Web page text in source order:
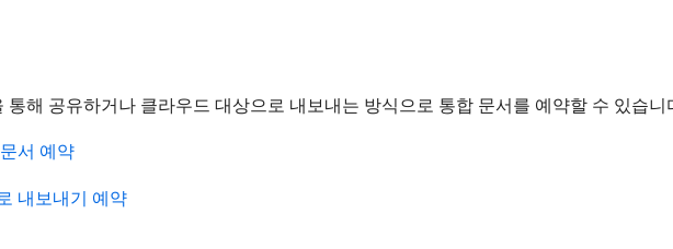
해 공유하거나 클라우드 대상으로 내보내는 방식으로 통합 문서를 예약할 수 있습니
서 예약
내보내기 예약